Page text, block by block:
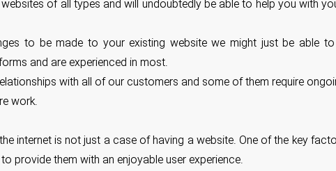
of all types and will undoubtedly be able to help you with
to be made to your existing website we might just be able
and are experienced in most.
with all of our customers and some of them require
work.
internet is not just a case of having a website. One of the key
provide them with an enjoyable user experience.